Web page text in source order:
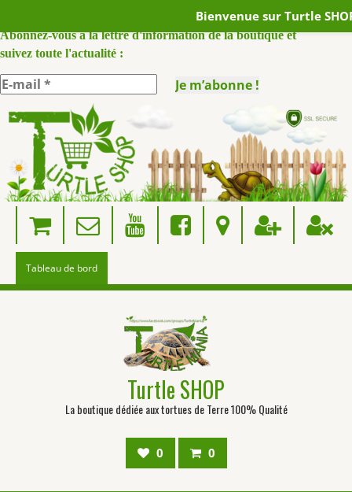
ABONNEZ VOUS A NOTRE NEWSLETTER :
Abonnez-vous à la lettre d'information de la boutique et
suivez toute l'actualité :
Skip
to
content
Tableau de bord
Turtle SHOP
La boutique dédiée aux tortues de Terre 100% Qualité
0 0
Bienvenue sur Turtle